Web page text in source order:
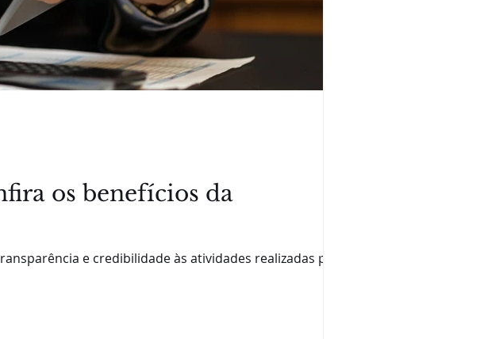
os benefícios da
e credibilidade às atividades realizadas por